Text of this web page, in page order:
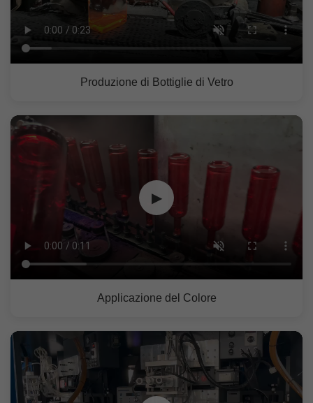
Produzione di Bottiglie di Vetro
▶
Applicazione del Colore